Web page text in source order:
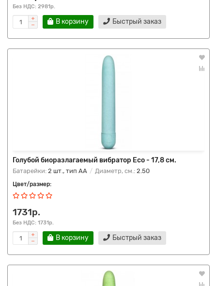
Без НДС: 2981р.
В корзину Быстрый заказ
Голубой биоразлагаемый вибратор Eco - 17,8 см.
Батарейки: 2 шт., тип AA Диаметр, см.: 2.50
Цвет/размер:
1731р.
Без НДС: 1731р.
В корзину Быстрый заказ